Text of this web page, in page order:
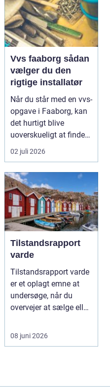
Vvs faaborg sådan
vælger du den
rigtige installatør
Når du står med en vvs-
opgave i Faaborg, kan
det hurtigt blive
uoverskueligt at finde
ud af, hvem du...
02 juli 2026
Tilstandsrapport
varde
Tilstandsrapport varde
er et oplagt emne at
undersøge, når du
overvejer at sælge eller
08 juni 2026